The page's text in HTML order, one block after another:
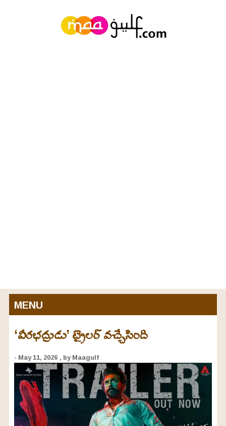
MENU
‘వీరభద్రుడు’ ట్రైలర్ వచ్చేసింది
- May 11, 2026 , by Maagulf